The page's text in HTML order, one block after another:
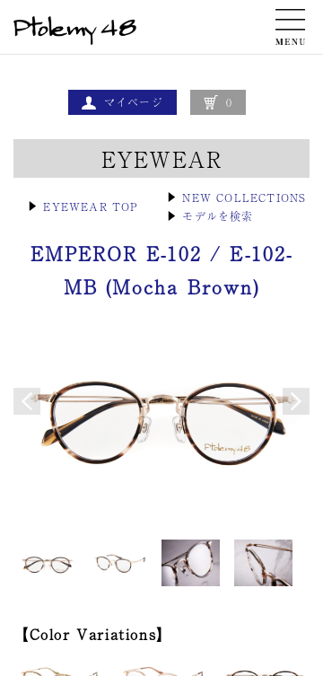
マイページ 0
EYEWEAR
▶ EYEWEAR TOP
▶ NEW COLLECTIONS
▶ モデルを検索
EMPEROR E-102 / E-102-
MB (Mocha Brown)
Color Variations